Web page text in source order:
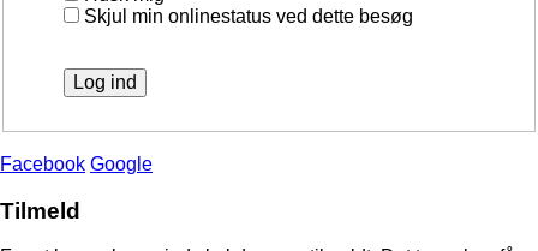
Skjul min onlinestatus ved dette besøg
Facebook Google
Tilmeld